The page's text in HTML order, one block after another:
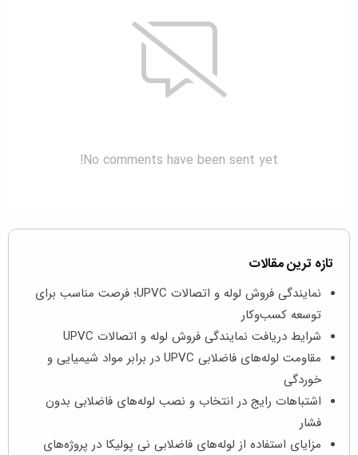
No comments have been sent yet!
تازه ترین مقالات
نمایندگی فروش لوله و اتصالات UPVC؛ فرصت مناسب برای
توسعه کسب‌وکار
شرایط دریافت نمایندگی فروش لوله و اتصالات UPVC
مقاومت لوله‌های فاضلابی UPVC در برابر مواد شیمیایی و
خوردگی
اشتباهات رایج در انتخاب و نصب لوله‌های فاضلابی بدون
فشار
مزایای استفاده از لوله‌های فاضلابی نی پولیکا در پروژه‌های